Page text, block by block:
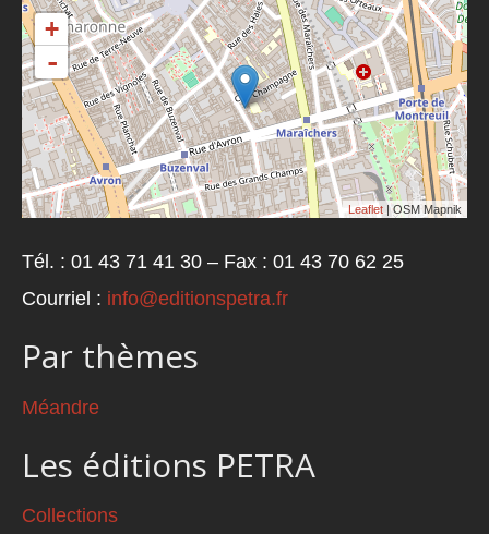
+
-
Leaflet | OSM Mapnik
Tél. : 01 43 71 41 30 – Fax : 01 43 70 62 25
Courriel : info@editionspetra.fr
Par thèmes
Méandre
Les éditions PETRA
Collections